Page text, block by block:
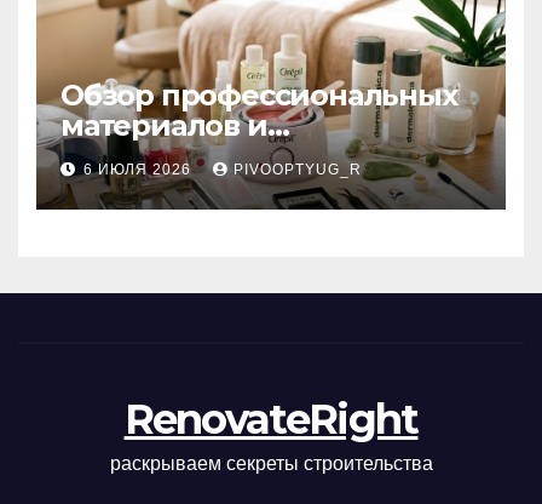
Обзор профессиональных
материалов и
инструментов для
маникюра, депиляции,
наращивания ресниц и
6 ИЮЛЯ 2026 PIVOOPTYUG_R
RenovateRight
раскрываем секреты строительства